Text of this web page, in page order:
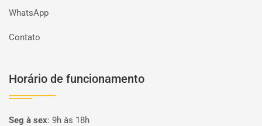
WhatsApp
Contato
Horário de funcionamento
Seg à sex: 9h às 18h